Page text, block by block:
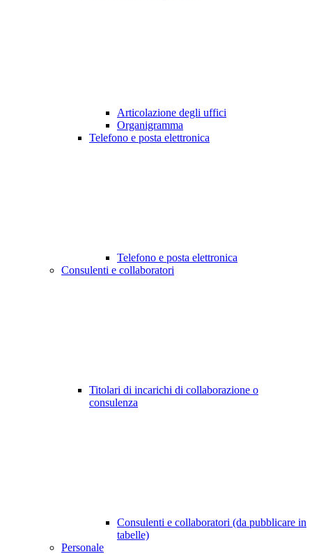
Articolazione degli uffici
Organigramma
Telefono e posta elettronica
Telefono e posta elettronica
Consulenti e collaboratori
Titolari di incarichi di collaborazione o
consulenza
Consulenti e collaboratori (da pubblicare in
tabelle)
Personale